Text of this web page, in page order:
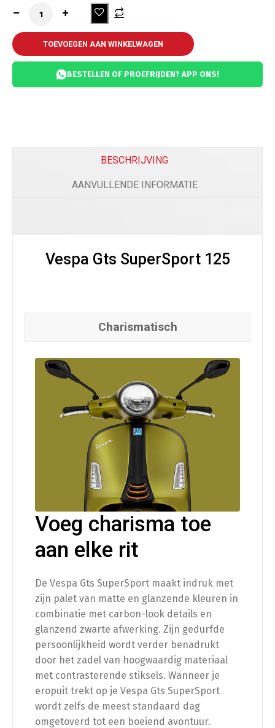
TOEVOEGEN AAN WINKELWAGEN
BESTELLEN OF PROEFRIJDEN? APP ONS!
BESCHRIJVING
AANVULLENDE INFORMATIE
Vespa Gts SuperSport 125
Charismatisch
Voeg charisma toe
aan elke rit
De Vespa Gts SuperSport maakt indruk met
zijn palet van matte en glanzende kleuren in
combinatie met carbon-look details en
glanzend zwarte afwerking. Zijn gedurfde
persoonlijkheid wordt verder benadrukt
door het zadel van hoogwaardig materiaal
met contrasterende stiksels. Wanneer je
eropuit trekt op je Vespa Gts SuperSport
wordt zelfs de meest standaard dag
omgetoverd tot een boeiend avontuur.